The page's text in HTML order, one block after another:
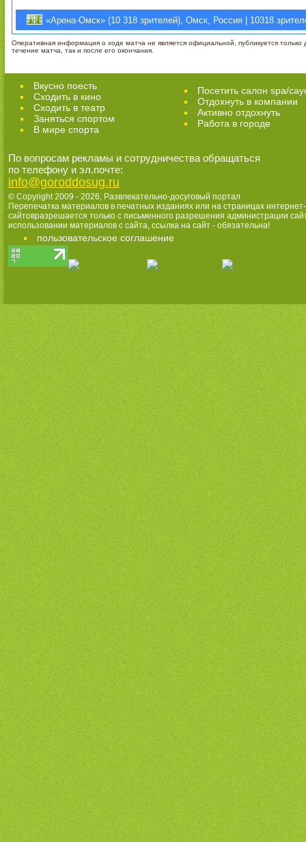
«Арена-Омск» (10 318 зрителей), Омск, Россия | 10318
Оперативная информация о ходе матча не является официальной, публикуется только
течение матча, так и после его окончания.
Вкусно поесть
Сходить в кино
Cходить в театр
Заняться спортом
В мире спорта
Посетить салон spa/
Отдохнуть в компании
Активно отдохнуть
Работа в городе
По вопросам рекламы и сотрудничества обращаться
по телефону и эл.почте:
info@goroddosug.ru
© Copyright 2009 - 2026, Развлекательно-досуговый портал
Перепечатка материалов в печатных изданиях или на страницах интернет-
сайтовразрешается только с письменного разрешения администрации
использовании материалов с сайта, ссылка на сайт - обязательна!
пользовательское соглашение